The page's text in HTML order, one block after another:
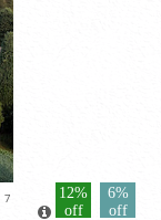
7
12%
off
6%
off